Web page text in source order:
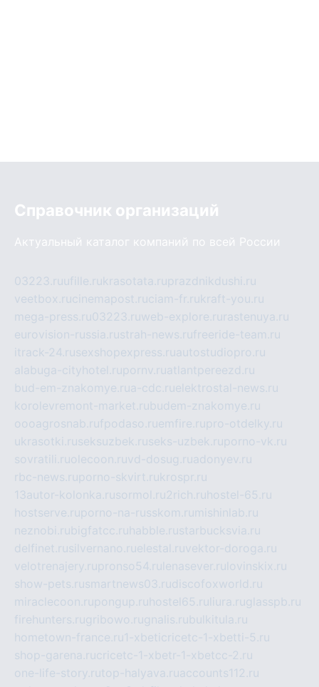
Справочник организаций
Актуальный каталог компаний по всей России
03223.ruufille.rukrasotata.ruprazdnikdushi.ru
veetbox.rucinemapost.ruciam-fr.rukraft-you.ru
mega-press.ru03223.ruweb-explore.ru rastenuya.ru
eurovision-russia.rustrah-news.rufreeride-team.ru
itrack-24.rusexshopexpress.ruautostudiopro.ru
alabuga-cityhotel.rupornv.ruatlantpereezd.ru
bud-em-znakomye.rua-cdc.ruelektrostal-news.ru
korolevremont-market.rubudem-znakomye.ru
oooagrosnab.rufpodaso.ruemfire.rupro-otdelky.ru
ukrasotki.ruseksuzbek.ruseks-uzbek.ruporno-vk.ru
sovratili.ruolecoon.ruvd-dosug.ruadonyev.ru
rbc-news.ruporno-skvirt.rukrospr.ru
13autor-kolonka.rusormol.ru2rich.ru hostel-65.ru
hostserve.ruporno-na-russkom.ru mishinlab.ru
neznobi.rubigfatcc.ru habble.rustarbucksvia.ru
delfinet.rusilvernano.ruelestal.ruvektor-doroga.ru
velotrenajery.rupronso54.ru lenasever.ru lovinskix.ru
show-pets.rusmartnews03.rudiscofoxworld.ru
miraclecoon.rupongup.ru hostel65.ru liura.ruglasspb.ru
firehunters.rugribowo.rugnalis.rubulkitula.ru
hometown-france.ru1-xbeticricetc-1-xbetti-5.ru
shop-garena.rucricetc-1-xbetr-1-xbetcc-2.ru
one-life-story.rutop-halyava.ruaccounts112.ru